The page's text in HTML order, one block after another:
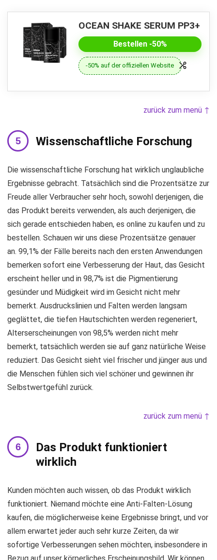
OCEAN SHAKE SERUM PP3+
Bestellen -50%
-50% auf der offiziellen Website
zurück zum menü ↑
Wissenschaftliche Forschung
Die wissenschaftliche Forschung hat wirklich unglaubliche
Ergebnisse gebracht. Tatsächlich sind die Prozentsätze zur
Freude aller Verbraucher sehr hoch, sowohl derjenigen, die
das Produkt bereits verwenden, als auch derjenigen, die
sich gerade entschieden haben, es online zu kaufen und zu
bestellen. Schauen wir uns diese Prozentsätze genauer
an. 99,1% der Fälle bereits nach den ersten Anwendungen
bemerken sofort eine Verbesserung der Haut, das Gesicht
erscheint heller und in 98,7% ist die Pigmentierung
gesünder und Müdigkeit wird im Gesicht nicht mehr
bemerkt. Ausdruckslinien und Falten werden langsam
geglättet, die tiefen Hautschichten werden regeneriert,
Alterserscheinungen von 98,5% werden nicht mehr
bemerkt, tatsächlich werden sie auf ganz natürliche Weise
reduziert. Das Gesicht sieht viel frischer und jünger aus und
die Menschen fühlen sich viel schöner und gewinnen ihr
Selbstwertgefühl zurück.
zurück zum menü ↑
Das Produkt funktioniert
wirklich
Kunden möchten auch wissen, ob das Produkt wirklich
funktioniert. Niemand möchte eine Anti-Falten-Lösung
kaufen, die möglicherweise keine Ergebnisse bringt, und vor
allem erwartet jeder auch sehr kurze Zeiten, da wir
sofortige Verbesserungen sehen möchten, insbesondere in
Bezug auf unser körperliches Erscheinungsbild. Wir können